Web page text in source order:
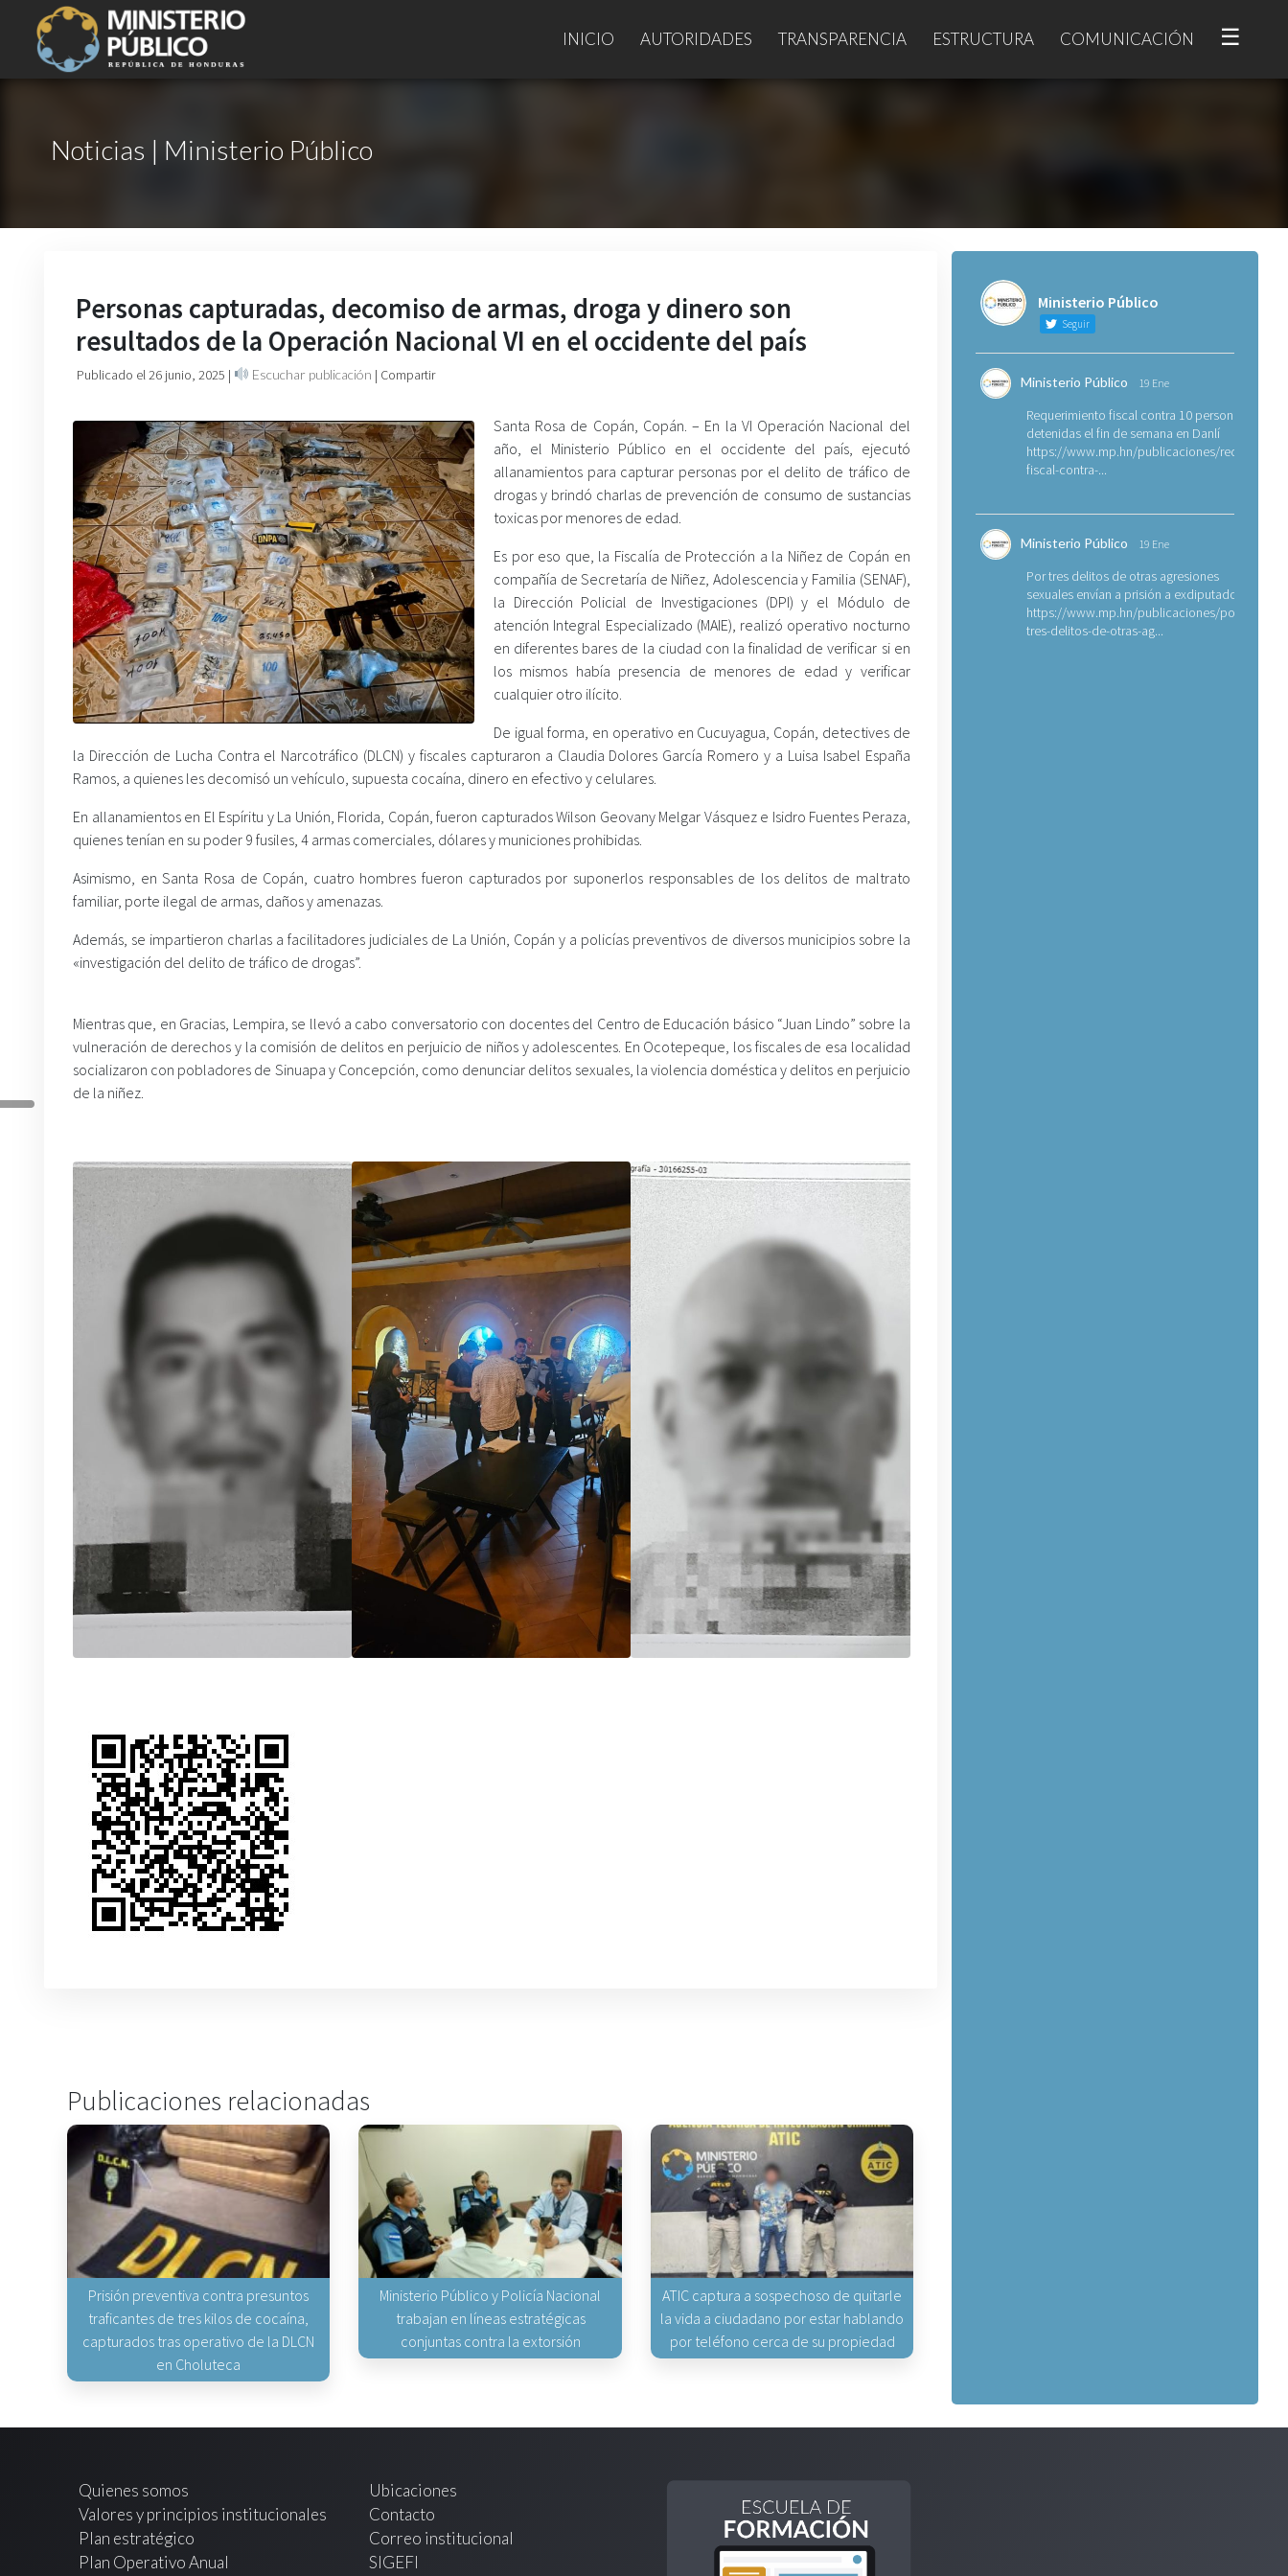
INICIO AUTORIDADES TRANSPARENCIA ESTRUCTURA COMUNICACIÓN ☰
Noticias | Ministerio Público
Personas capturadas, decomiso de armas, droga y dinero son
resultados de la Operación Nacional VI en el occidente del país
Publicado el 26 junio, 2025 | Escuchar publicación | Compartir
Santa Rosa de Copán, Copán. – En la VI Operación Nacional del
año, el Ministerio Público en el occidente del país, ejecutó
allanamientos para capturar personas por el delito de tráfico de
drogas y brindó charlas de prevención de consumo de sustancias
toxicas por menores de edad.
Es por eso que, la Fiscalía de Protección a la Niñez de Copán en
compañía de Secretaría de Niñez, Adolescencia y Familia (SENAF),
la Dirección Policial de Investigaciones (DPI) y el Módulo de
atención Integral Especializado (MAIE), realizó operativo nocturno
en diferentes bares de la ciudad con la finalidad de verificar si en
los mismos había presencia de menores de edad y verificar
cualquier otro ilícito.
De igual forma, en operativo en Cucuyagua, Copán, detectives de
la Dirección de Lucha Contra el Narcotráfico (DLCN) y fiscales capturaron a Claudia Dolores García Romero y a Luisa Isabel España
Ramos, a quienes les decomisó un vehículo, supuesta cocaína, dinero en efectivo y celulares.
En allanamientos en El Espíritu y La Unión, Florida, Copán, fueron capturados Wilson Geovany Melgar Vásquez e Isidro Fuentes Peraza,
quienes tenían en su poder 9 fusiles, 4 armas comerciales, dólares y municiones prohibidas.
Asimismo, en Santa Rosa de Copán, cuatro hombres fueron capturados por suponerlos responsables de los delitos de maltrato
familiar, porte ilegal de armas, daños y amenazas.
Además, se impartieron charlas a facilitadores judiciales de La Unión, Copán y a policías preventivos de diversos municipios sobre la
«investigación del delito de tráfico de drogas”.
Mientras que, en Gracias, Lempira, se llevó a cabo conversatorio con docentes del Centro de Educación básico “Juan Lindo” sobre la
vulneración de derechos y la comisión de delitos en perjuicio de niños y adolescentes. En Ocotepeque, los fiscales de esa localidad
socializaron con pobladores de Sinuapa y Concepción, como denunciar delitos sexuales, la violencia doméstica y delitos en perjuicio
de la niñez.
Publicaciones relacionadas
Prisión preventiva contra presuntos
traficantes de tres kilos de cocaína,
capturados tras operativo de la DLCN
en Choluteca
Ministerio Público y Policía Nacional
trabajan en líneas estratégicas
conjuntas contra la extorsión
ATIC captura a sospechoso de quitarle
la vida a ciudadano por estar hablando
por teléfono cerca de su propiedad
Ministerio Público
Seguir
Ministerio Público 19 Ene
Requerimiento fiscal contra 10 personas
detenidas el fin de semana en Danlí
https://www.mp.hn/publicaciones/
fiscal-contra-...
Ministerio Público 19 Ene
Por tres delitos de otras agresiones
sexuales envían a prisión a exdiputado
https://www.mp.hn/publicaciones/por-
tres-delitos-de-otras-ag...
Quienes somos
Valores y principios institucionales
Plan estratégico
Plan Operativo Anual
Ubicaciones
Contacto
Correo institucional
SIGEFI